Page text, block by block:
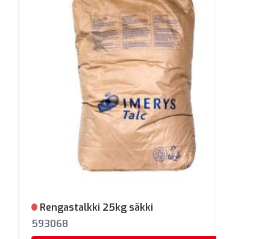
Ei varastossa
Rengastalkki 25kg säkki
593068